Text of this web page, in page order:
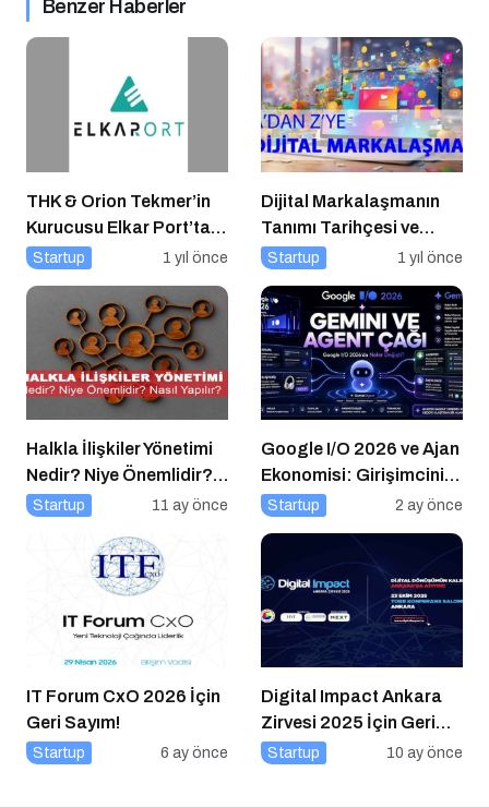
Benzer Haberler
THK & Orion Tekmer’in
Kurucusu Elkar Port’tan
Savunma Sanayii
Electronics’e Stratejik
Yatırım
Startup 1 yıl önce
Dijital Markalaşmanın
Tanımı Tarihçesi ve
Önemi
Startup 1 yıl önce
Halkla İlişkiler Yönetimi
Nedir? Niye Önemlidir?
Halkla İlişkiler Yönetimi
Startup 11 ay önce
Google I/O 2026 ve Ajan
Ekonomisi: Girişimcinin
Yeni Rakibi Arama
Startup 2 ay önce
IT Forum CxO 2026 İçin
Geri Sayım!
Startup 6 ay önce
Digital Impact Ankara
Zirvesi 2025 İçin Geri
Sayım!
Startup 10 ay önce